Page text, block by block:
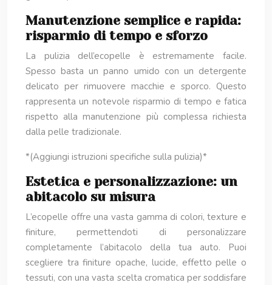
Manutenzione semplice e rapida:
risparmio di tempo e sforzo
La pulizia dell’ecopelle è estremamente facile.
Spesso basta un panno umido con un detergente
delicato per rimuovere macchie e sporco. Questo
rappresenta un notevole risparmio di tempo e fatica
rispetto alla manutenzione più complessa richiesta
dalla pelle tradizionale.
*(Aggiungi istruzioni specifiche sulla pulizia)*
Estetica e personalizzazione: un
abitacolo su misura
L’ecopelle offre una vasta gamma di colori, texture e
finiture, permettendoti di personalizzare
completamente l’abitacolo della tua auto. Puoi
scegliere tra finiture opache, lucide, effetto pelle o
tessuti, con una vasta scelta cromatica per soddisfare